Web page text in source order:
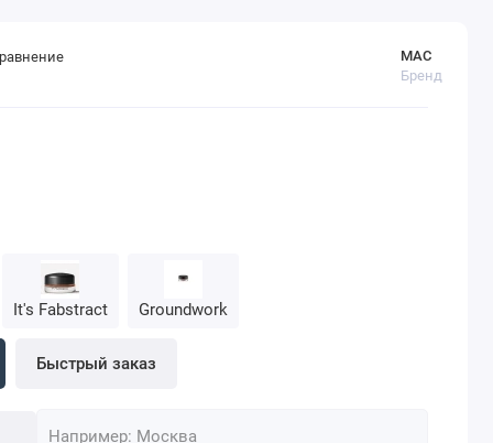
MAC
Бренд
It's Fabstract Groundwork
Быстрый заказ